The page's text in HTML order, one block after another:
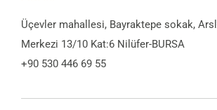
Üçevler mahallesi, Bayraktepe sokak,
Merkezi 13/10 Kat:6 Nilüfer-BURSA
+90 530 446 69 55